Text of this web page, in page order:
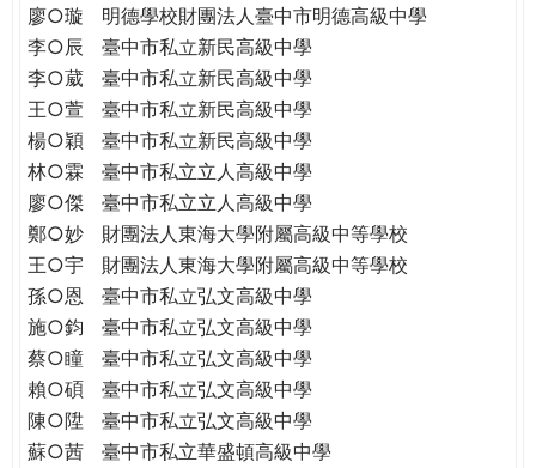
廖○璇
明德學校財團法人臺中市明德高級中學
李○辰
臺中市私立新民高級中學
李○葳
臺中市私立新民高級中學
王○萱
臺中市私立新民高級中學
楊○穎
臺中市私立新民高級中學
林○霖
臺中市私立立人高級中學
廖○傑
臺中市私立立人高級中學
鄭○妙
財團法人東海大學附屬高級中等學校
王○宇
財團法人東海大學附屬高級中等學校
孫○恩
臺中市私立弘文高級中學
施○鈞
臺中市私立弘文高級中學
蔡○瞳
臺中市私立弘文高級中學
賴○碩
臺中市私立弘文高級中學
陳○陞
臺中市私立弘文高級中學
蘇○茜
臺中市私立華盛頓高級中學